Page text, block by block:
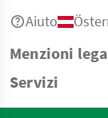
Menzioni
Servizi
Aiuto